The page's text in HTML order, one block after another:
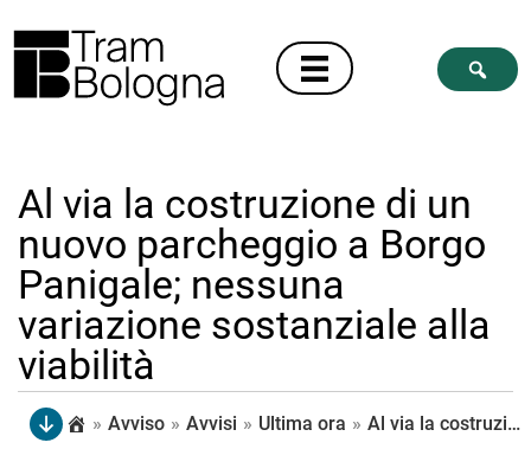
Al via la costruzione di un
nuovo parcheggio a Borgo
Panigale; nessuna
variazione sostanziale alla
viabilità
» Avviso » Avvisi » Ultima ora » Al via la costruzione di un nuovo parcheggio a Borgo Panigale; nessuna variazione sostanziale alla viabilità